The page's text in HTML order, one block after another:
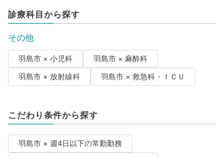
診療科目から探す
その他
羽島市 × 小児科
羽島市 × 麻酔科
羽島市 × 放射線科
羽島市 × 救急科・ＩＣＵ
こだわり条件から探す
羽島市 × 週4日以下の常勤勤務